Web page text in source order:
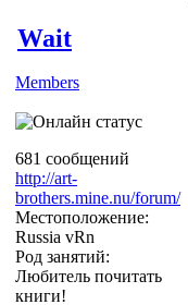
Wait
Members
681 сообщений
http://art-
brothers.mine.nu/forum/
Местоположение:
Russia vRn
Род занятий:
Любитель почитать
книги!